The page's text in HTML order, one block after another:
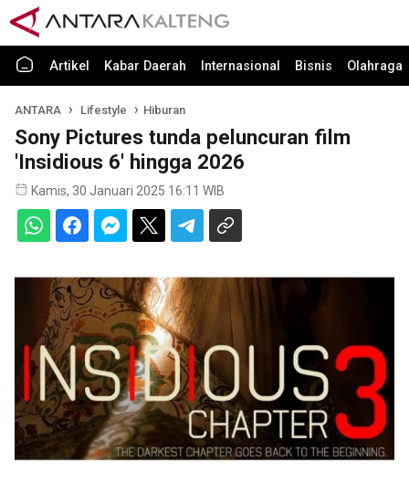
Artikel Kabar Daerah Internasional Bisnis Olahraga
ANTARA Lifestyle Hiburan
Sony Pictures tunda peluncuran film
'Insidious 6' hingga 2026
Kamis, 30 Januari 2025 16:11 WIB